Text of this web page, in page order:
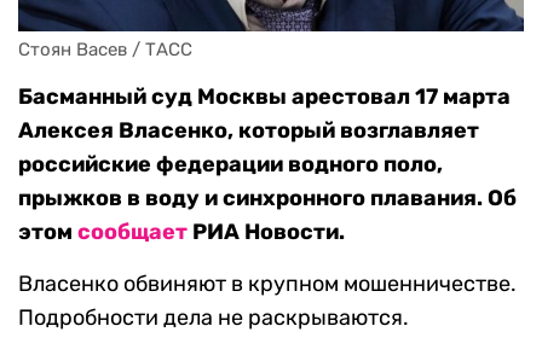
Стоян Васев / ТАСС
Басманный суд Москвы арестовал 17 марта
Алексея Власенко, который возглавляет
российские федерации водного поло,
прыжков в воду и синхронного плавания. Об
этом сообщает РИА Новости.
Власенко обвиняют в крупном мошенничестве.
Подробности дела не раскрываются.